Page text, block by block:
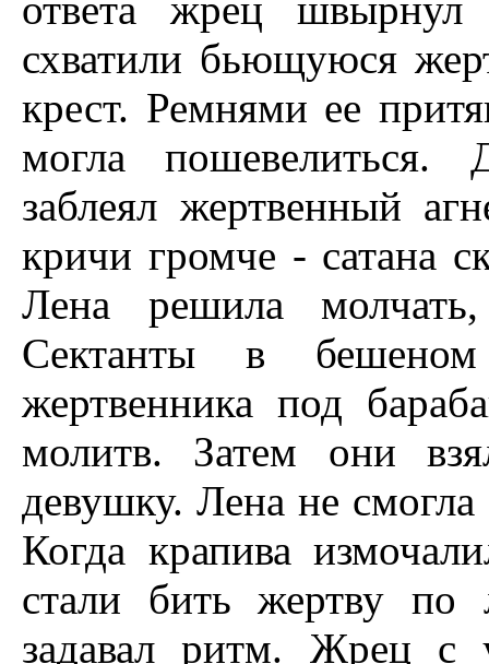
схватили бьющуюся
крест. Ремнями ее
могла
заблеял жертвенный
кричи громче - сатана
Лена решила
Сектанты в
жертвенника под
молитв. Затем они
девушку. Лена не смогла
Когда крапива
стали бить жертву по
задавал ритм. Жрец с